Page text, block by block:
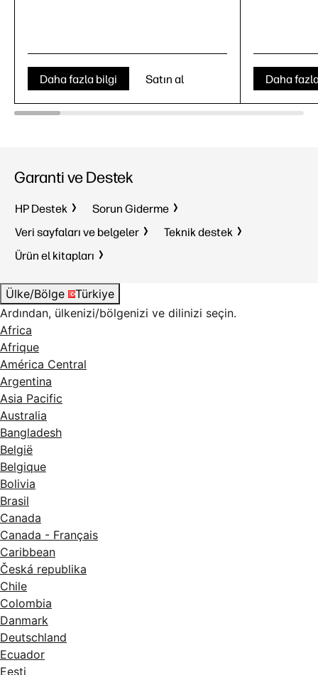
Daha fazla bilgi Satın al Daha
Garanti ve Destek
HP Destek
Sorun Giderme
Veri sayfaları ve belgeler
Teknik destek
Ürün el kitapları
Ülke/Bölge
Türkiye
Ardından, ülkenizi/bölgenizi ve dilinizi seçin.
Africa
Afrique
América Central
Argentina
Asia Pacific
Australia
Bangladesh
België
Belgique
Bolivia
Brasil
Canada
Canada - Français
Caribbean
Česká republika
Chile
Colombia
Danmark
Deutschland
Ecuador
Eesti